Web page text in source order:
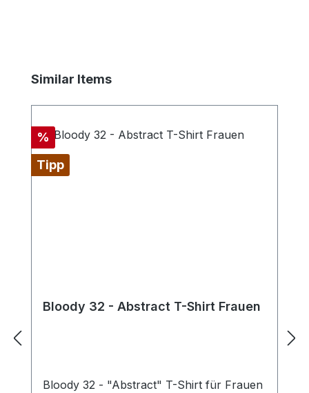
Produktgalerie überspringen
Similar Items
Rabatt
%
Tipp
Bloody 32 - Abstract T-Shirt Frauen
Bloody 32 - "Abstract" T-Shirt für Frauen